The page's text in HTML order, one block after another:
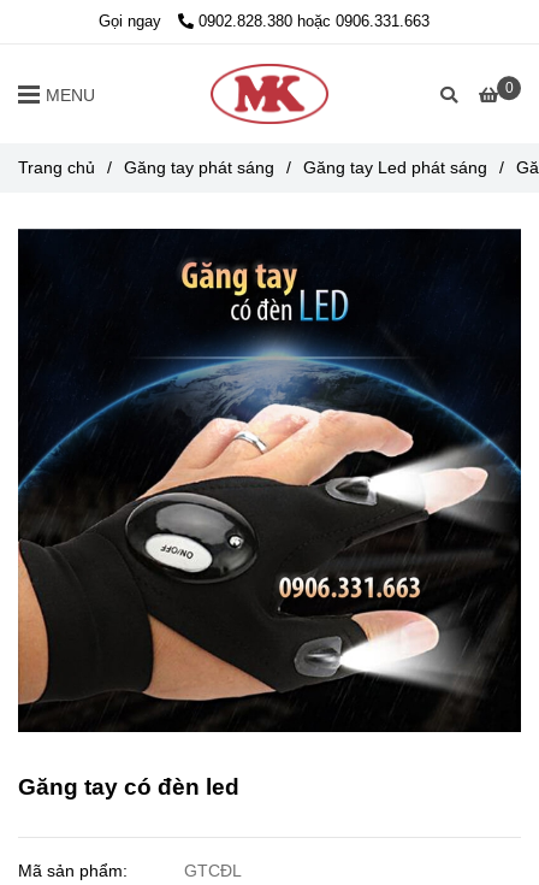
Gọi ngay 0902.828.380 hoặc 0906.331.663
0
MENU
Trang chủ / Găng tay phát sáng / Găng tay Led phát sáng /
Găng tay có đèn led
Mã sản phẩm: GTCĐL